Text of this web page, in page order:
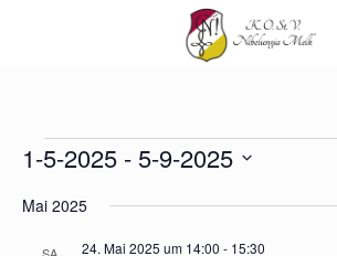
Veranstaltungen
1-5-2025 - 5-9-2025
wählen.
Mai 2025
24. Mai 2025 um 14:00 - 15:30